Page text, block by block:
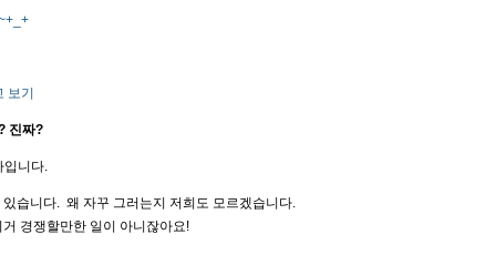
기
진짜?
입니다.
습니다. 왜 자꾸 그러는지 저희도 모르겠습니다.
경쟁할만한 일이 아니잖아요!